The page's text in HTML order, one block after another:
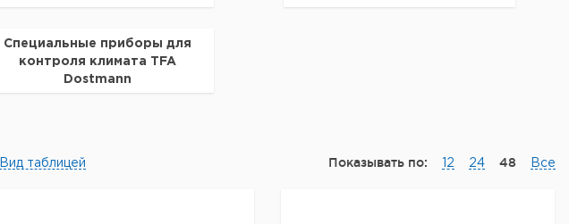
Специальные приборы для
контроля климата TFA
Dostmann
Вид таблицей Показывать по: 12 24 48 Все